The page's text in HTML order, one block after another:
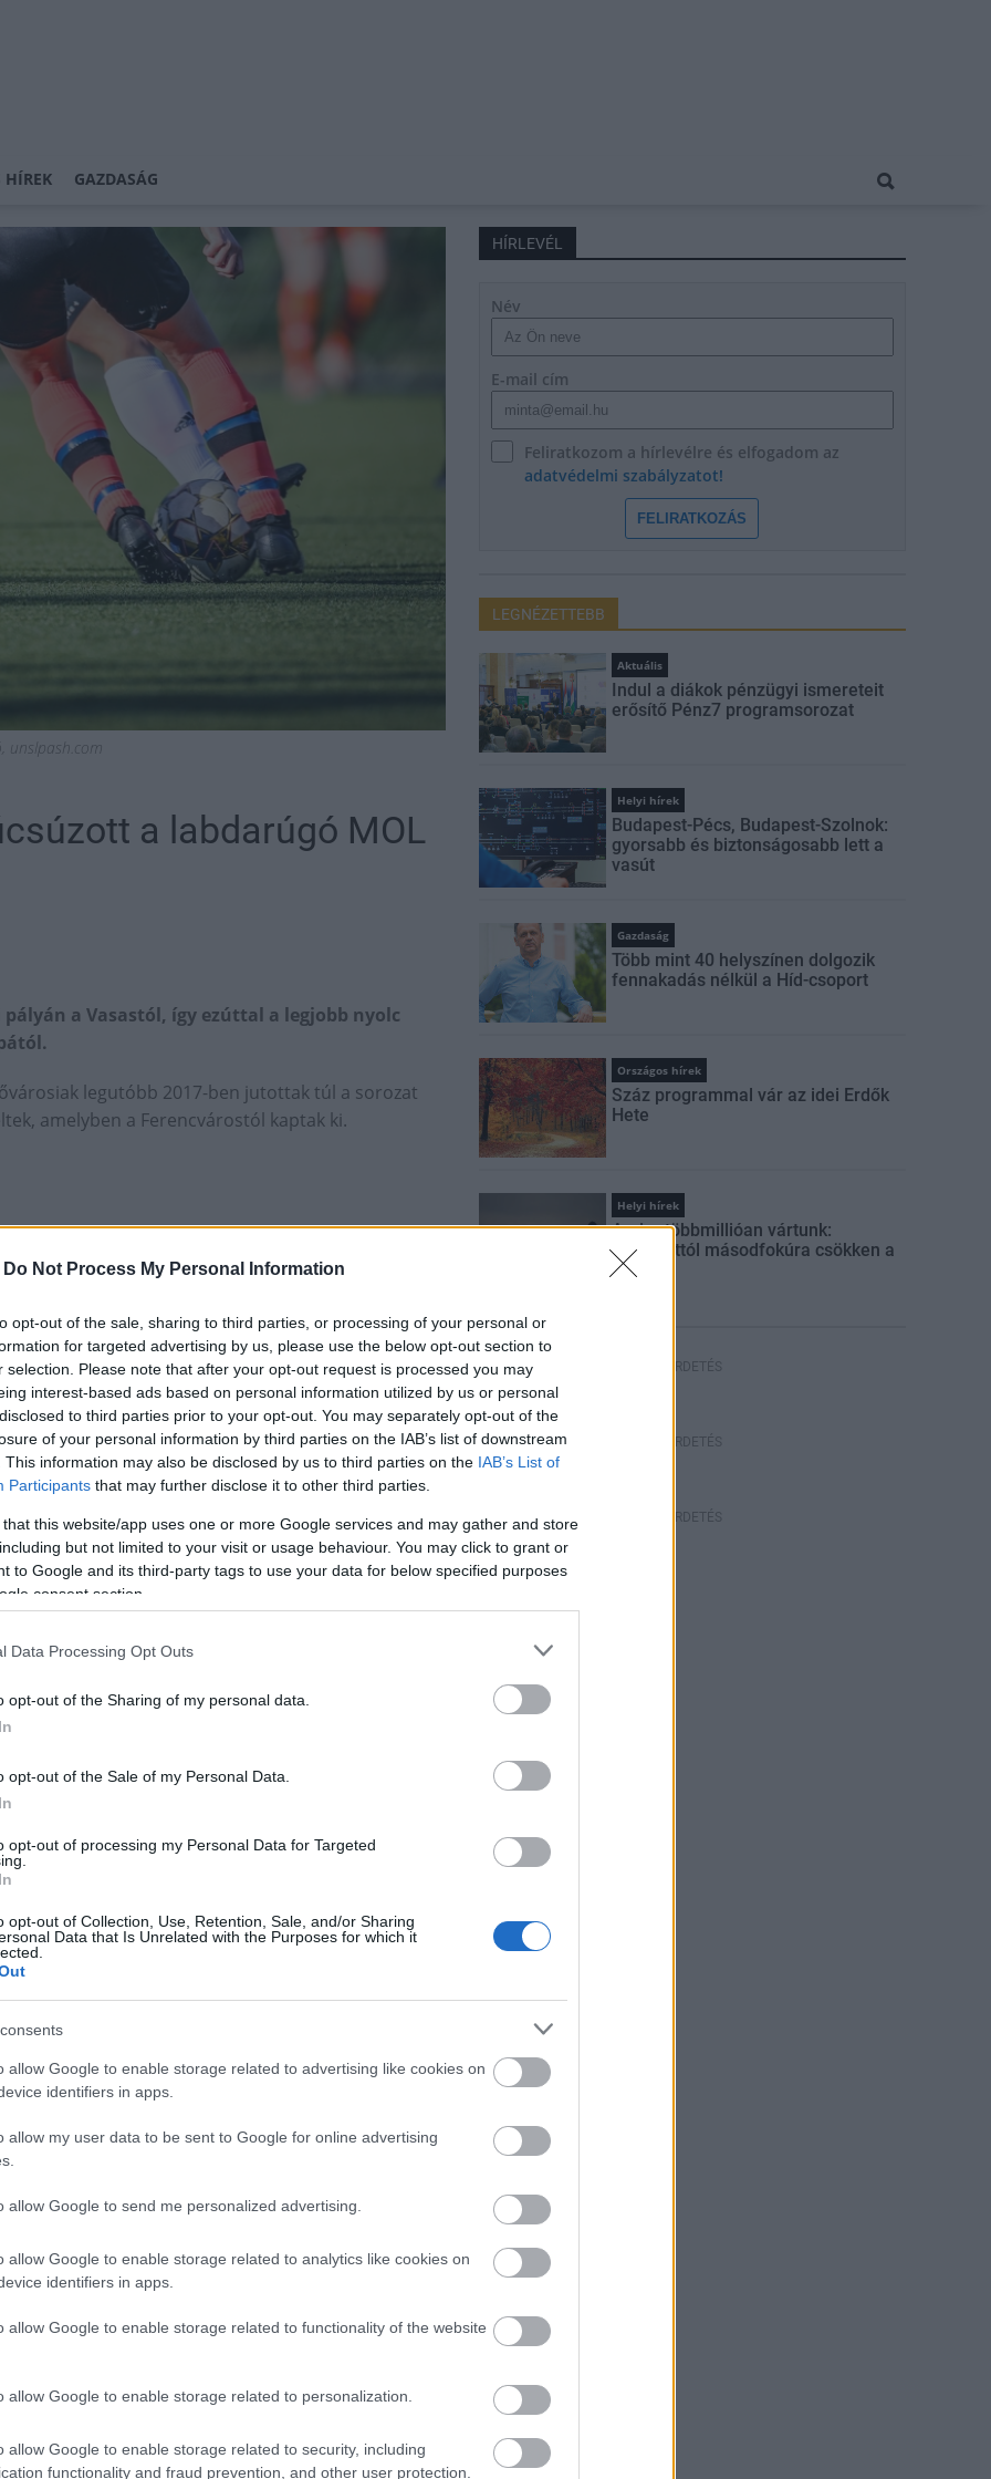
Do Not Process My Personal Information
opt-out of the sale, sharing to third parties, or processing of your personal or
for targeted advertising by us, please use the below opt-out section to
selection. Please note that after your opt-out request is processed you may
interest-based ads based on personal information utilized by us or personal
to third parties prior to your opt-out. You may separately opt-out of the
of your personal information by third parties on the IAB’s list of downstream
This information may also be disclosed by us to third parties on the IAB’s List of
Participants that may further disclose it to other third parties.
that this website/app uses one or more Google services and may gather and store
but not limited to your visit or usage behaviour. You may click to grant or
to Google and its third-party tags to use your data for below specified purposes
consent section.
Data Processing Opt Outs
opt-out of the Sharing of my personal data.
opt-out of the Sale of my Personal Data.
opt-out of processing my Personal Data for Targeted
opt-out of Collection, Use, Retention, Sale, and/or Sharing
Data that Is Unrelated with the Purposes for which it
allow Google to enable storage related to advertising like cookies on
identifiers in apps.
allow my user data to be sent to Google for online advertising
allow Google to send me personalized advertising.
allow Google to enable storage related to analytics like cookies on
identifiers in apps.
allow Google to enable storage related to functionality of the website
allow Google to enable storage related to personalization.
allow Google to enable storage related to security, including
functionality and fraud prevention, and other user protection.
HÍREK GAZDASÁG
unslpash.com
a labdarúgó MOL
a Vasastól, így ezúttal a legjobb nyolc
legutóbb 2017-ben jutottak túl a sorozat
amelyben a Ferencvárostól kaptak ki.
Iyinbor (16.), Berecz (52., 11-esből)
J. - Papp K., Haraszti (Sajbán, a szünetben),
(Böde, 54.)
a szünetben), Silye - Urblík (Berecz, a
Balogh N. (Novothny, 62./Hidi, 74.)
felforgatott összeállításban lépett pályára.
jutottak a vendégek, akik a folytatásban is
szögletet követően - megduplázták előnyüket. A
három perc múlva szépített, és ezután is
de - részben Dombó bravúros védése miatt -
16-oson belül, s bár úgy tűnt, nem ért hozzá
beállt Berecz értékesített. A televíziós lassítás
nincs VAR, így a Vasas ismét kétgólos
cserékkel reagált, Böde pedig ismét remek
így újra nyílttá vált a küzdelem.
nagy védései megmentették a Vasast
hajrában sem voltak eredményesek, a
május 3-án rendezik.
Helyi hírek
HÍRLEVÉL
Név
E-mail cím
Feliratkozom a hírlevélre és elfogadom az
adatvédelmi szabályzatot!
FELIRATKOZÁS
LEGNÉZETTEBB
Aktuális
Indul a diákok pénzügyi ismereteit
erősítő Pénz7 programsorozat
Helyi hírek
Budapest-Pécs, Budapest-Szolnok:
gyorsabb és biztonságosabb lett a
vasút
Gazdaság
Több mint 40 helyszínen dolgozik
fennakadás nélkül a Híd-csoport
Országos hírek
Száz programmal vár az idei Erdők
Hete
Helyi hírek
Amire többmillióan vártunk:
szombattól másodfokúra csökken a
riasztás
HIRDETÉS
HIRDETÉS
HIRDETÉS